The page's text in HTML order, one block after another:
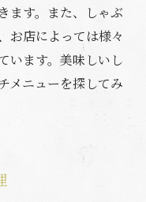
ます。また、しゃぶ
お店によっては様々
います。美味しいし
メニューを探してみ